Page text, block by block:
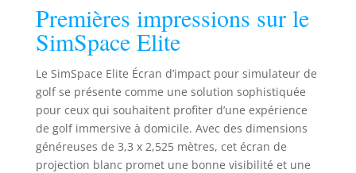
adapté aux
simulateurs de golf
problème aux
impacts de balles
de golf réelles.
Coutures
renforcées : l'écran
d'impact pour
Premières impressions sur le
SimSpace Elite
Le SimSpace Elite Écran d’impact pour simulateur de
golf se présente comme une solution sophistiquée
pour ceux qui souhaitent profiter d’une expérience
de golf immersive à domicile. Avec des dimensions
généreuses de 3,3 x 2,525 mètres, cet écran de
projection blanc promet une bonne visibilité et une